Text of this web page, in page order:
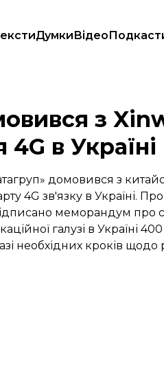
ДумкиВідео
впровадження 4G в Україні
з
в Україні
домовився з
4G зв'язку в Україні.
меморандум про
галузі в Україні
необхідних кроків